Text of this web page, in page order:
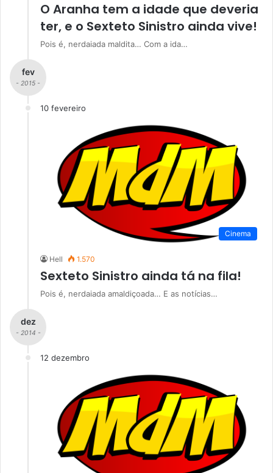
O Aranha tem a idade que deveria
ter, e o Sexteto Sinistro ainda vive!
Pois é, nerdaiada maldita… Com a ida…
fev
- 2015 -
10 fevereiro
Cinema
Hell 1.570
Sexteto Sinistro ainda tá na fila!
Pois é, nerdaiada amaldiçoada… E as notícias…
dez
- 2014 -
12 dezembro